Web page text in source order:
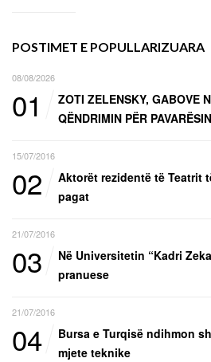
POSTIMET E POPULLARIZUARA
08/08/2026
01
ZOTI ZELENSKY, GABOVE
QËNDRIMIN PËR
15/07/2016
02
Aktorët rezidentë të Teatrit
pagat
21/07/2016
03
Në Universitetin “Kadri
pranuese
21/07/2016
04
Bursa e Turqisë ndihmon
mjete teknike